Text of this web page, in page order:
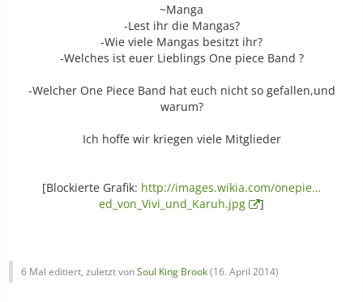
~Manga
-Lest ihr die Mangas?
-Wie viele Mangas besitzt ihr?
-Welches ist euer Lieblings One piece Band ?
-Welcher One Piece Band hat euch nicht so gefallen,und
warum?
Ich hoffe wir kriegen viele Mitglieder
[Blockierte Grafik: http://images.wikia.com/onepie…
ed_von_Vivi_und_Karuh.jpg
]
6 Mal editiert, zuletzt vonSoul King Brook(16. April 2014)